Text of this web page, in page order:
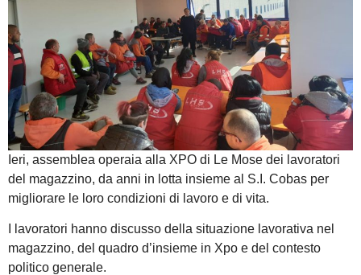
Ieri, assemblea operaia alla XPO di Le Mose dei lavoratori
del magazzino, da anni in lotta insieme al S.I. Cobas per
migliorare le loro condizioni di lavoro e di vita.
I lavoratori hanno discusso della situazione lavorativa nel
magazzino, del quadro d’insieme in Xpo e del contesto
politico generale.